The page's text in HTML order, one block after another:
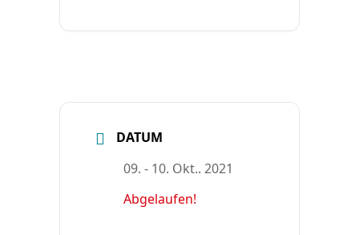
DATUM
09. - 10. Okt.. 2021
Abgelaufen!